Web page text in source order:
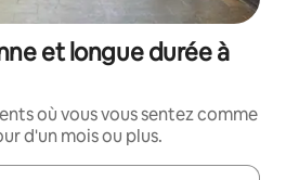
et longue durée à
où vous vous sentez comme
d'un mois ou plus.